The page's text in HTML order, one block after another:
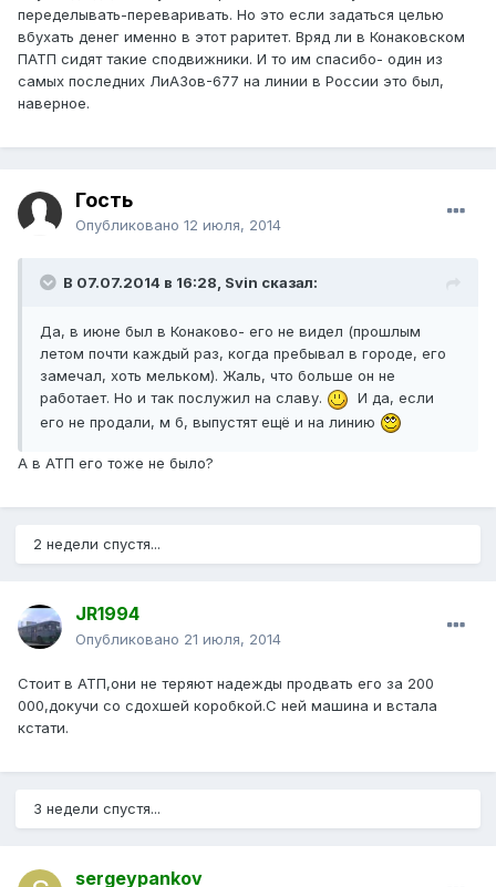
переделывать-переваривать. Но это если задаться целью
вбухать денег именно в этот раритет. Вряд ли в Конаковском
ПАТП сидят такие сподвижники. И то им спасибо- один из
самых последних ЛиАЗов-677 на линии в России это был,
наверное.
Гость
Опубликовано 12 июля, 2014
В 07.07.2014 в 16:28, Svin сказал:
Да, в июне был в Конаково- его не видел (прошлым
летом почти каждый раз, когда пребывал в городе, его
замечал, хоть мельком). Жаль, что больше он не
работает. Но и так послужил на славу.
И да, если
его не продали, м б, выпустят ещё и на линию
А в АТП его тоже не было?
2 недели спустя...
JR1994
Опубликовано 21 июля, 2014
Стоит в АТП,они не теряют надежды продвать его за 200
000,докучи со сдохшей коробкой.С ней машина и встала
кстати.
3 недели спустя...
sergeypankov